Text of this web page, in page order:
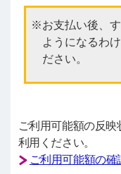
お支払い後、
ようになるわ
ださい。
ご利用可能額の反
利用ください。
ご利用可能額の